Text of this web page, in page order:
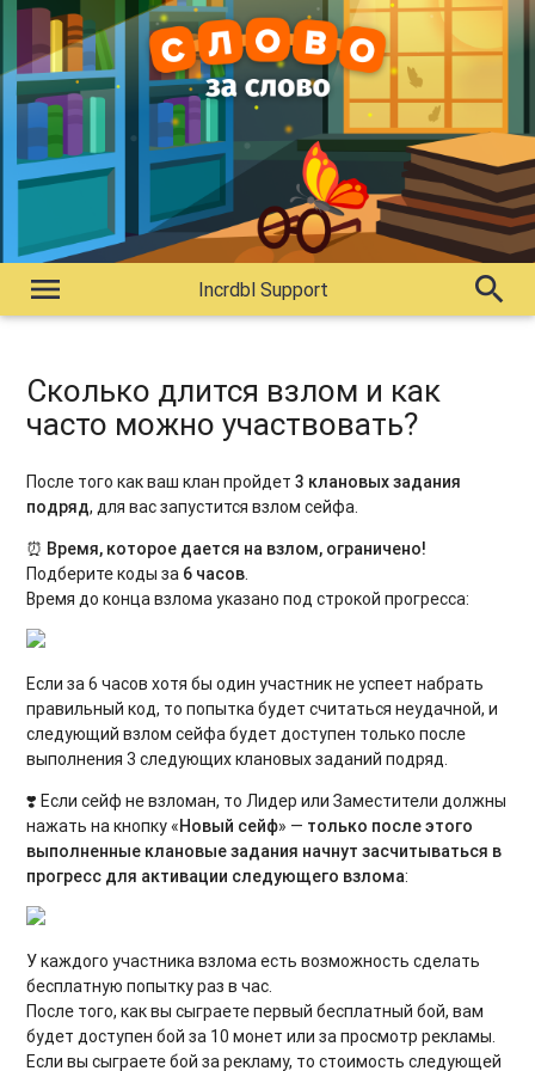
menu Incrdbl Support search
Сколько длится взлом и как
часто можно участвовать?
После того как ваш клан пройдет3 клановых задания
подряд, для вас запустится взлом сейфа.
⏰️ Время, которое дается на взлом, ограничено!
Подберите коды за 6 часов.
Время до конца взлома указано под строкой прогресса:
Если за 6 часов хотя бы один участник не успеет набрать
правильный код, то попытка будет считаться неудачной, и
следующий взлом сейфа будет доступен только после
выполнения 3 следующих клановых заданий подряд.
❣️ Если сейф не взломан, то Лидер или Заместители должны
нажать на кнопку «Новый сейф» — только после этого
выполненные клановые задания начнут засчитываться в
прогресс для активации следующего взлома:
У каждого участника взлома есть возможность сделать
бесплатную попытку раз в час.
После того, как вы сыграете первый бесплатный бой, вам
будет доступен бой за 10 монет или за просмотр рекламы.
Если вы сыграете бой за рекламу, то стоимость следующей